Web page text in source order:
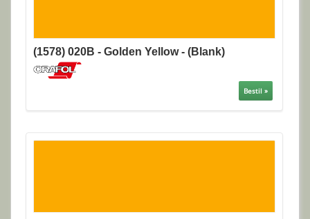
(1578) 020B - Golden Yellow - (Blank)
Bestil »